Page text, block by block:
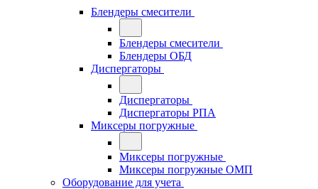
Блендеры смесители
Блендеры смесители
Блендеры ОБД
Диспергаторы
Диспергаторы
Диспергаторы РПА
Миксеры погружные
Миксеры погружные
Миксеры погружные ОМП
Оборудование для учета